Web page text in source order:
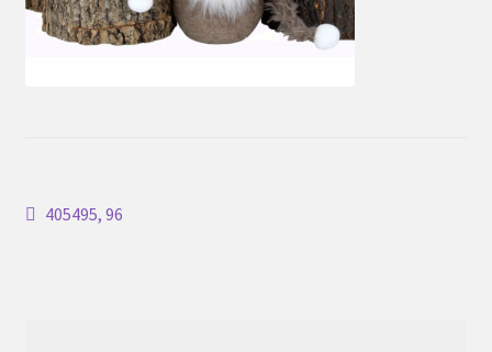
Inläggsnavigering
Föregående
405495, 96